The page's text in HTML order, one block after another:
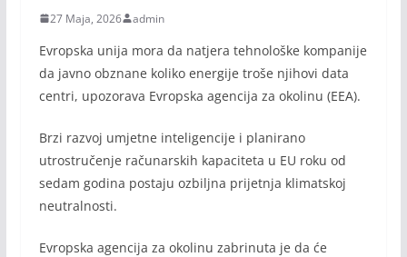
27 Maja, 2026 admin
Evropska unija mora da natjera tehnološke kompanije
da javno obznane koliko energije troše njihovi data
centri, upozorava Evropska agencija za okolinu (EEA).
Brzi razvoj umjetne inteligencije i planirano
utrostručenje računarskih kapaciteta u EU roku od
sedam godina postaju ozbiljna prijetnja klimatskoj
neutralnosti.
Evropska agencija za okolinu zabrinuta je da će